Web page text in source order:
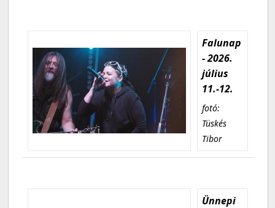
Falunap
- 2026.
július
11.-12.
fotó:
Tüskés
Tibor
Ünnepi